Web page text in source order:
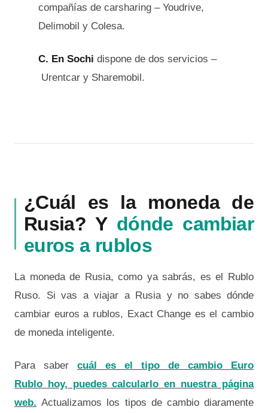
compañías de carsharing – Youdrive,
Delimobil y Colesa.
C. En Sochi dispone de dos servicios –
Urentcar y Sharemobil.
¿Cuál es la moneda de
Rusia? Y dónde cambiar
euros a rublos
La moneda de Rusia, como ya sabrás, es el Rublo
Ruso. Si vas a viajar a Rusia y no sabes dónde
cambiar euros a rublos, Exact Change es el cambio
de moneda inteligente.
Para saber cuál es el tipo de cambio Euro
Rublo hoy, puedes calcularlo en nuestra página
web. Actualizamos los tipos de cambio diaramente